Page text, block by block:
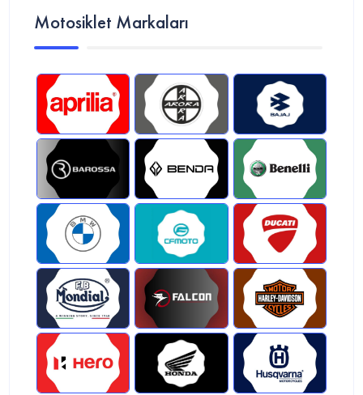
Motosiklet Markaları